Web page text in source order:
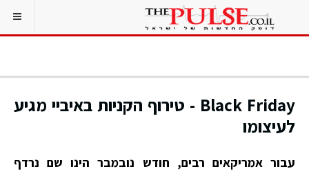
Black Friday - טירוף הקניות באיביי מגיע
לעיצומו
עבור אמריקאים רבים, חודש נובמבר הינו שם נרדף